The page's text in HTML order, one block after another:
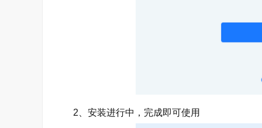
2、安装进行中，完成即可使用